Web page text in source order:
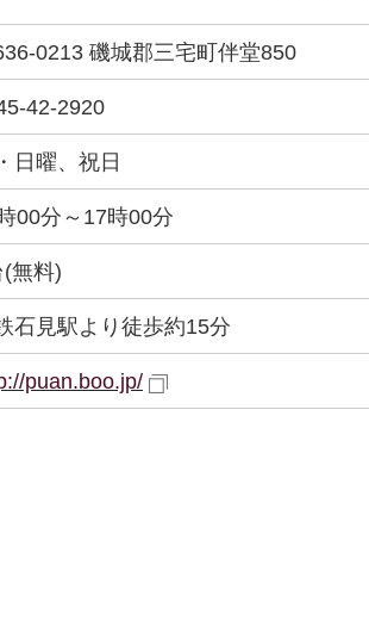
0213 磯城郡三宅町伴堂850
42-2920
日曜、祝日
00分～17時00分
無料)
石見駅より徒歩約15分
puan.boo.jp/